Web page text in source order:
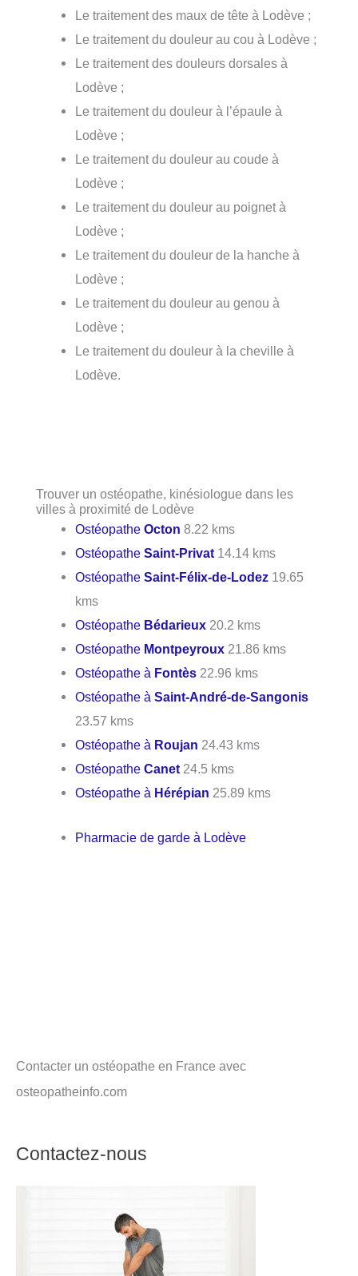
Le traitement des maux de tête à Lodève ;
Le traitement du douleur au cou à Lodève ;
Le traitement des douleurs dorsales à
Lodève ;
Le traitement du douleur à l’épaule à
Lodève ;
Le traitement du douleur au coude à
Lodève ;
Le traitement du douleur au poignet à
Lodève ;
Le traitement du douleur de la hanche à
Lodève ;
Le traitement du douleur au genou à
Lodève ;
Le traitement du douleur à la cheville à
Lodève.
Trouver un ostéopathe, kinésiologue dans les
villes à proximité de Lodève
OstéopatheOcton 8.22 kms
OstéopatheSaint-Privat 14.14 kms
OstéopatheSaint-Félix-de-Lodez 19.65
kms
Ostéopathe Bédarieux 20.2 kms
Ostéopathe Montpeyroux 21.86 kms
Ostéopathe à Fontès 22.96 kms
Ostéopathe àSaint-André-de-Sangonis
23.57 kms
Ostéopathe à Roujan 24.43 kms
OstéopatheCanet 24.5 kms
Ostéopathe à Hérépian 25.89 kms
Pharmacie de garde à Lodève
Contacter un ostéopathe en France avec
osteopatheinfo.com
Contactez-nous